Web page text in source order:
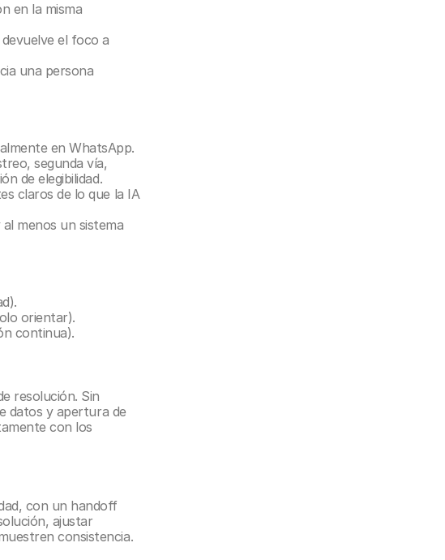
en la misma
el foco a
una persona
en WhatsApp.
segunda vía,
de elegibilidad.
claros de lo que la IA
menos un sistema
orientar).
continua).
resolución. Sin
datos y apertura de
con los
con un handoff
ajustar
consistencia.